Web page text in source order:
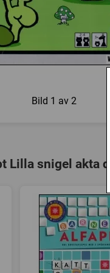
Bild 1 av 2
Lilla snigel akta